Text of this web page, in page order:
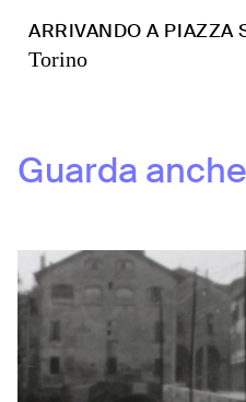
ARRIVANDO A PIAZZA
Torino
Guarda anche